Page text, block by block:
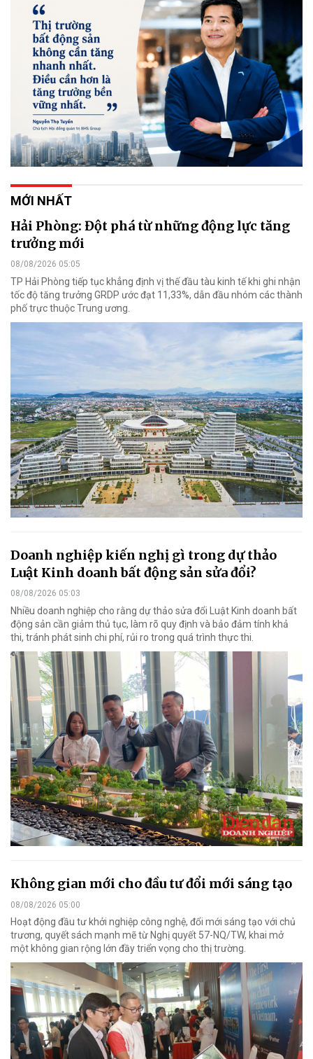
MỚI NHẤT
Hải Phòng: Đột phá từ những động lực tăng
trưởng mới
08/08/2026 05:05
TP Hải Phòng tiếp tục khẳng định vị thế đầu tàu kinh tế khi ghi nhận
tốc độ tăng trưởng GRDP ước đạt 11,33%, dẫn đầu nhóm các thành
phố trực thuộc Trung ương.
Doanh nghiệp kiến nghị gì trong dự thảo
Luật Kinh doanh bất động sản sửa đổi?
08/08/2026 05:03
Nhiều doanh nghiệp cho rằng dự thảo sửa đổi Luật Kinh doanh bất
động sản cần giảm thủ tục, làm rõ quy định và bảo đảm tính khả
thi, tránh phát sinh chi phí, rủi ro trong quá trình thực thi.
Không gian mới cho đầu tư đổi mới sáng tạo
08/08/2026 05:00
Hoạt động đầu tư khởi nghiệp công nghệ, đổi mới sáng tạo với chủ
trương, quyết sách mạnh mẽ từ Nghị quyết 57-NQ/TW, khai mở
một không gian rộng lớn đầy triển vọng cho thị trường.